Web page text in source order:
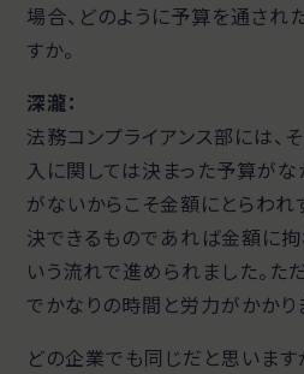
場合、どのように予算を通され
すか。
深瀧：
法務コンプライアンス部には、
入に関しては決まった予算がな
がないからこそ金額にとらわれ
決できるものであれば金額に拘
いう流れで進められました。た
でかなりの時間と労力がかかり
どの企業でも同じだと思います